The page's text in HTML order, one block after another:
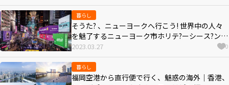
暮らし
そうた? 、ニューヨークへ行こう! 世界中の人々
を魅了するニューヨーク市ホリテ?ーシース?ンの
情報をお届け
2023.03.27 0
暮らし
福岡空港から直行便で行く、魅惑の海外｜香港、